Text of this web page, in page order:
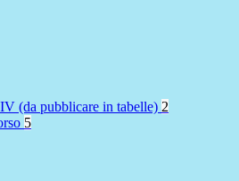
(da pubblicare in tabelle) 2
5